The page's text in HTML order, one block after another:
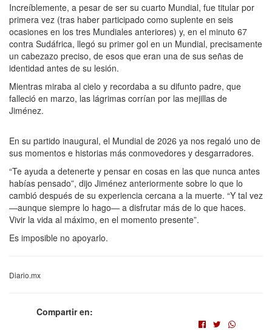
Increíblemente, a pesar de ser su cuarto Mundial, fue titular por
primera vez (tras haber participado como suplente en seis
ocasiones en los tres Mundiales anteriores) y, en el minuto 67
contra Sudáfrica, llegó su primer gol en un Mundial, precisamente
un cabezazo preciso, de esos que eran una de sus señas de
identidad antes de su lesión.
Mientras miraba al cielo y recordaba a su difunto padre, que
falleció en marzo, las lágrimas corrían por las mejillas de
Jiménez.
En su partido inaugural, el Mundial de 2026 ya nos regaló uno de
sus momentos e historias más conmovedores y desgarradores.
“Te ayuda a detenerte y pensar en cosas en las que nunca antes
habías pensado”, dijo Jiménez anteriormente sobre lo que lo
cambió después de su experiencia cercana a la muerte. “Y tal vez
—aunque siempre lo hago— a disfrutar más de lo que haces.
Vivir la vida al máximo, en el momento presente”.
Es imposible no apoyarlo.
Diario.mx
Compartir en: